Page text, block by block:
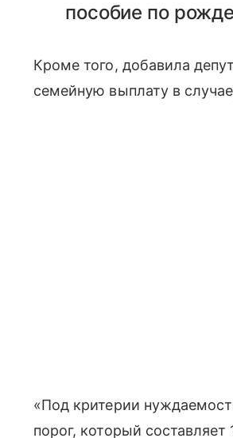
пособие по
Кроме того, добавила
семейную выплату в
«Под критерии
порог, который